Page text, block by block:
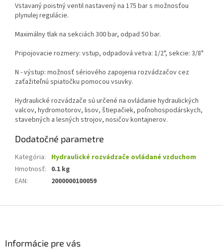
Vstavaný poistný ventil nastavený na 175 bar s možnosťou
plynulej regulácie.
Maximálny tlak na sekciách 300 bar, odpad 50 bar.
Pripojovacie rozmery: vstup, odpadová vetva: 1/2", sekcie: 3/8"
N - výstup: možnosť sériového zapojenia rozvádzačov cez
zaťažiteľnú spiatočku pomocou vsuvky.
Hydraulické rozvádzače sú určené na ovládanie hydraulických
valcov, hydromotorov, lisov, štiepačiek, poľnohospodárskych,
stavebných a lesných strojov, nosičov kontajnerov.
Dodatočné parametre
Kategória:
Hydraulické rozvádzače ovládané vzduchom
Hmotnosť: 0.1 kg
EAN: 2000000100059
Informácie pre vás